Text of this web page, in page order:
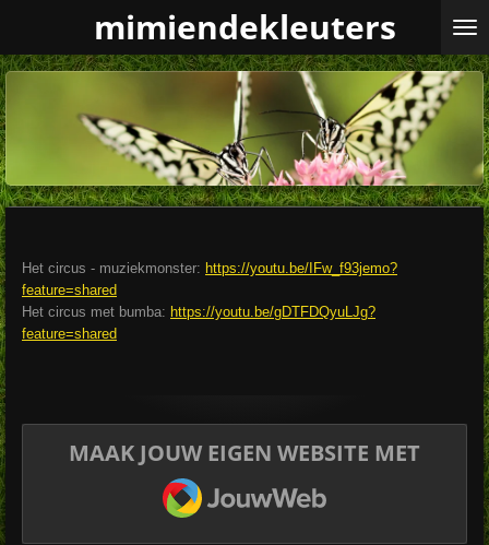
naar
mimiendekleuters
Het circus - muziekmonster: https://youtu.be/IFw_f93jemo?
feature=shared
Het circus met bumba: https://youtu.be/gDTFDQyuLJg?
feature=shared
MAAK JOUW EIGEN WEBSITE MET
JOUWWEB